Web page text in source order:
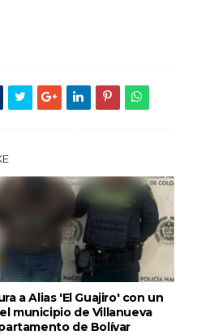
a Alias 'El Guajiro' con un
municipio de Villanueva
de Bolívar